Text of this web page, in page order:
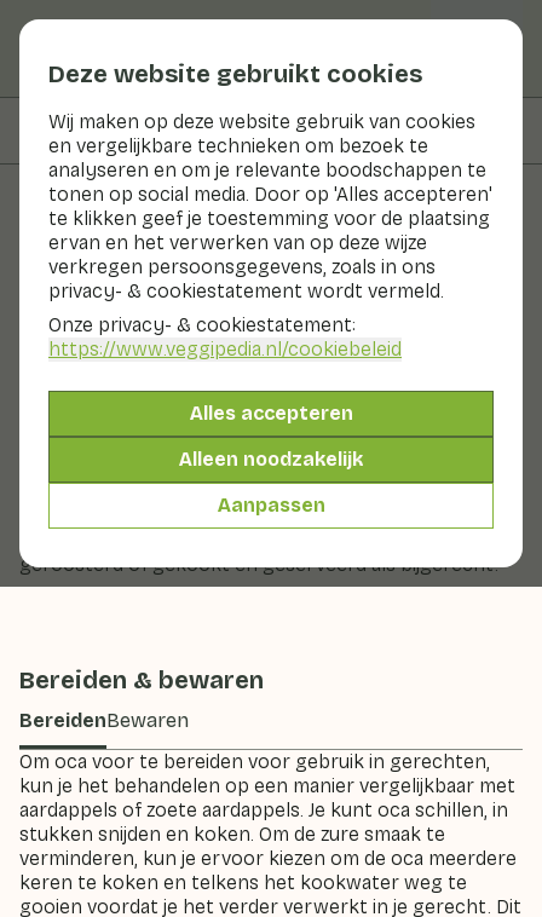
Deze website gebruikt cookies
Wij maken op deze website gebruik van cookies
en vergelijkbare technieken om bezoek te
analyseren en om je relevante boodschappen te
tonen op social media. Door op 'Alles accepteren'
te klikken geef je toestemming voor de plaatsing
ervan en het verwerken van op deze wijze
verkregen persoonsgegevens, zoals in ons
privacy- & cookiestatement wordt vermeld.
Onze privacy- & cookiestatement:
https://www.veggipedia.nl/cookiebeleid
Alles accepteren
Alleen noodzakelijk
Aanpassen
Op deze pagina Bereiden & bewaren
Groenten en fruit
Oca de Peru
Groenten Koel & donker
oorspronkelijk uit Zuid-Amerika komt. Het wordt al
eeuwenlang geteeld en is een belangrijke voedselbron
voor veel mensen in de regio. Oca heeft een unieke
smaak en textuur, met een licht zoete en nootachtige
smaak die lijkt op die van een aardappel. Het wordt vaak
gebruikt in traditionele gezonde recepten zoals
geroosterd of gekookt en geserveerd als bijgerecht.
Bereiden & bewaren
BereidenBewaren
Om oca voor te bereiden voor gebruik in gerechten,
kun je het behandelen op een manier vergelijkbaar met
aardappels of zoete aardappels. Je kunt oca schillen, in
stukken snijden en koken. Om de zure smaak te
verminderen, kun je ervoor kiezen om de oca meerdere
keren te koken en telkens het kookwater weg te
gooien voordat je het verder verwerkt in je gerecht. Dit